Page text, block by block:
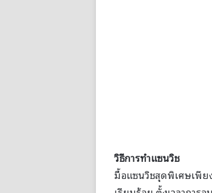
วิธีการทำแซนวิช
มื้อแซนวิชสุดพิเศษเพีย